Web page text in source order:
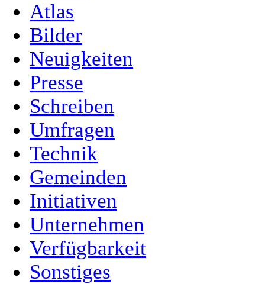
Atlas
Bilder
Neuigkeiten
Presse
Schreiben
Umfragen
Technik
Gemeinden
Initiativen
Unternehmen
Verfügbarkeit
Sonstiges